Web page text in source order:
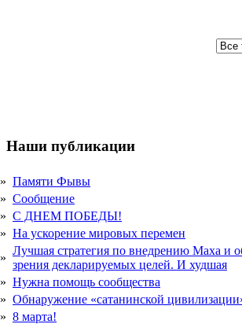
Наши публикации
» Памяти Фывы
» Сообщение
» С ДНЕМ ПОБЕДЫ!
» На ускорение мировых перемен
»
Лучшая стратегия по внедрению Маха и
зрения декларируемых целей. И худшая
» Нужна помощь сообщества
» Обнаружение «сатанинской
» 8 марта!